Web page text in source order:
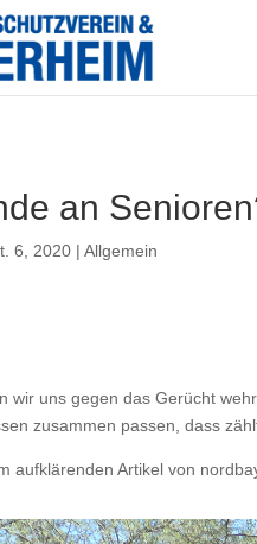
an
6, 2020 |Allgemein
wir uns gegen das Gerücht
zusammen passen, dass
aufklärenden Artikel von